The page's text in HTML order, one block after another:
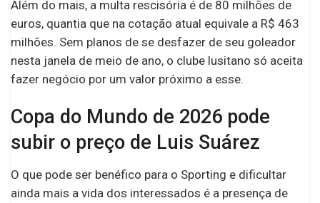
Além do mais, a multa rescisória é de 80 milhões de
euros, quantia que na cotação atual equivale a R$ 463
milhões. Sem planos de se desfazer de seu goleador
nesta janela de meio de ano, o clube lusitano só aceita
fazer negócio por um valor próximo a esse.
Copa do Mundo de 2026 pode
subir o preço de Luis Suárez
O que pode ser benéfico para o Sporting e dificultar
ainda mais a vida dos interessados é a presença de